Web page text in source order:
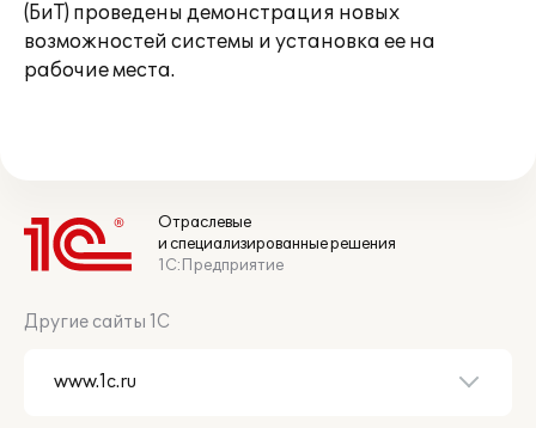
(БиТ) проведены демонстрация новых
возможностей системы и установка ее на
рабочие места.
Отраслевые
и специализированные решения
1С:Предприятие
Другие сайты 1С